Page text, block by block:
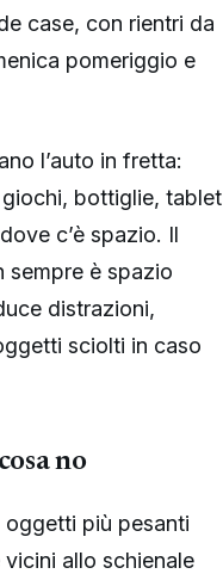
case, con rientri da
pomeriggio e
l’auto in fretta:
bottiglie, tablet
c’è spazio. Il
sempre è spazio
distrazioni,
sciolti in caso
no
oggetti più pesanti
allo schienale